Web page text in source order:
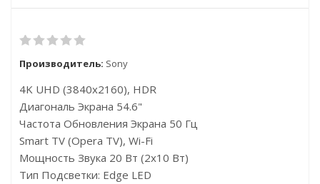
Производитель: Sony
4K UHD (3840x2160), HDR
Диагональ Экрана 54.6"
Частота Обновления Экрана 50 Гц
Smart TV (Opera TV), Wi-Fi
Мощность Звука 20 Вт (2х10 Вт)
Тип Подсветки: Edge LED